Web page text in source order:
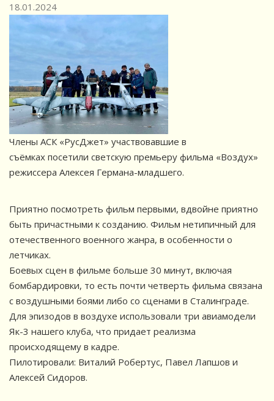
18.01.2024
Члены АСК «РусДжет» участвовавшие в
съёмках посетили светскую премьеру фильма «Воздух»
режиссера Алексея Германа-младшего.
Приятно посмотреть фильм первыми, вдвойне приятно
быть причастными к созданию. Фильм нетипичный для
отечественного военного жанра, в особенности о
летчиках.
Боевых сцен в фильме больше 30 минут, включая
бомбардировки, то есть почти четверть фильма связана
с воздушными боями либо со сценами в Сталинграде.
Для эпизодов в воздухе использовали три авиамодели
Як-3 нашего клуба, что придает реализма
происходящему в кадре.
Пилотировали: Виталий Робертус, Павел Лапшов и
Алексей Сидоров.